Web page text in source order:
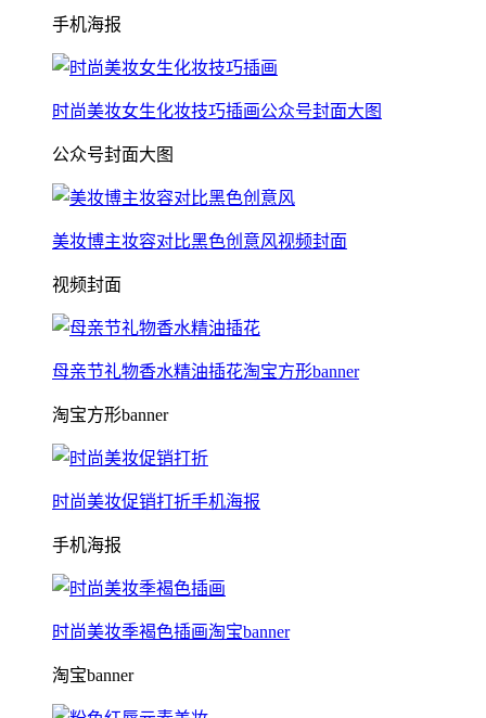
手机海报
时尚美妆女生化妆技巧插画公众号封面大图
公众号封面大图
美妆博主妆容对比黑色创意风视频封面
视频封面
母亲节礼物香水精油插花淘宝方形banner
淘宝方形banner
时尚美妆促销打折手机海报
手机海报
时尚美妆季褐色插画淘宝banner
淘宝banner